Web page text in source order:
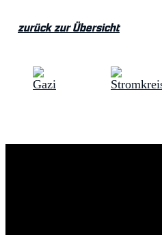
zurück zur Übersicht